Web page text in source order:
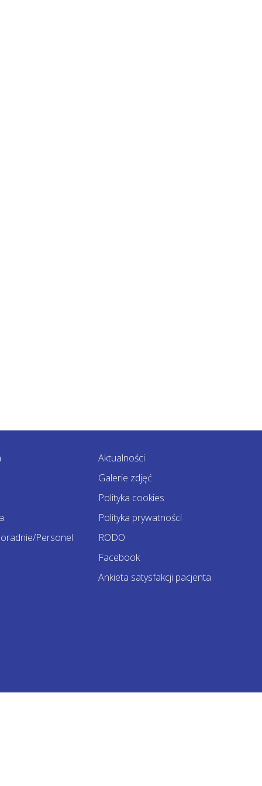
Personel
Aktualności
Galerie zdjęć
Polityka cookies
Polityka prywatności
RODO
Facebook
Ankieta satysfakcji pacjenta